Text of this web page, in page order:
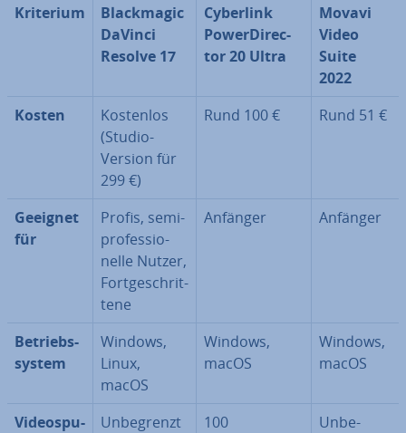
Kriterium
Black­ma­gic
DaVinci
Resolve 17
Cyberlink
Power­Di­rec­
tor 20 Ultra
Movavi
Video
Suite
2022
Kosten
Kostenlos
(Studio-
Version für
299 €)
Rund 100 € Rund 51 €
Geeignet
für
Profis, se­mi­
pro­fes­sio­
nel­le Nutzer,
Fort­ge­schrit­
te­ne
Anfänger Anfänger
Be­triebs­
sys­tem
Windows,
Linux,
macOS
Windows,
macOS
Windows,
macOS
Vi­deo­spu­
Un­be­grenzt 100
Un­be­